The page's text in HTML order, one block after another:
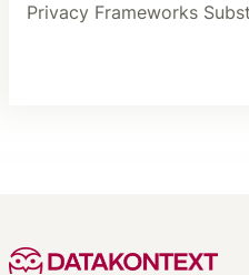
Privacy Frameworks